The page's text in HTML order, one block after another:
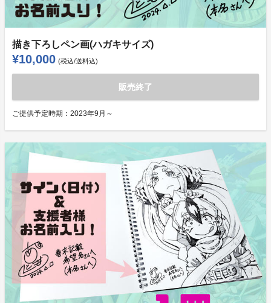
描き下ろしペン画(ハガキサイズ)
¥10,000 (税込/送料込)
販売終了
ご提供予定時期： 2023年9月～